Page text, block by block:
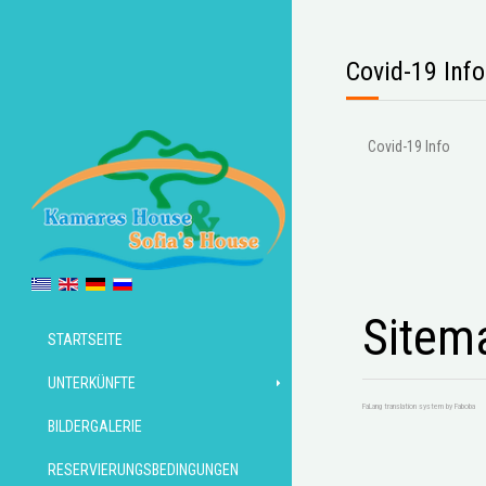
STARTSEITE
UNTERKÜNFTE
BILDERGALERIE
RESERVIERUNGSBEDINGUNGEN
Covid-19 Info
Covid-19 Info
FaLang translation system by Faboba